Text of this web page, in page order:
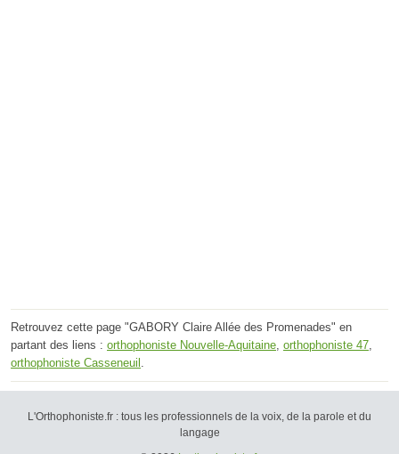
Retrouvez cette page "GABORY Claire Allée des Promenades" en
partant des liens : orthophoniste Nouvelle-Aquitaine orthophoniste 47
orthophoniste Casseneuil
L'Orthophoniste.fr : tous les professionnels de la voix, de la parole et du
langage